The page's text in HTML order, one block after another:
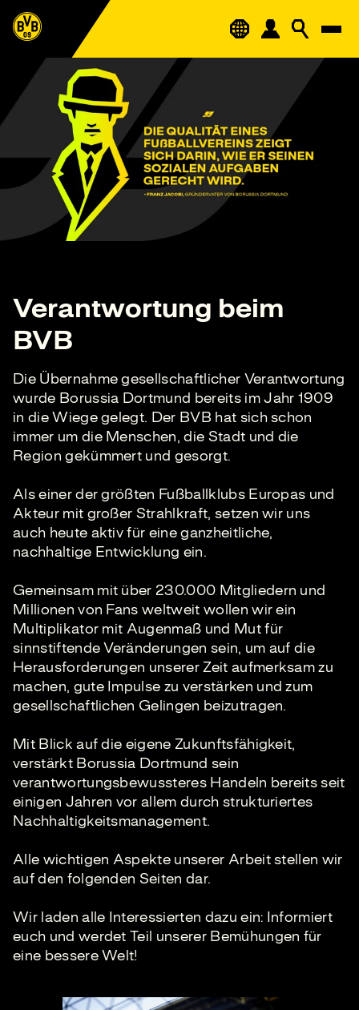
Verantwortung beim
BVB
Die Übernahme gesellschaftlicher Verantwortung
wurde Borussia Dortmund bereits im Jahr 1909
in die Wiege gelegt. Der BVB hat sich schon
immer um die Menschen, die Stadt und die
Region gekümmert und gesorgt.
Als einer der größten Fußballklubs Europas und
Akteur mit großer Strahlkraft, setzen wir uns
auch heute aktiv für eine ganzheitliche,
nachhaltige Entwicklung ein.
Gemeinsam mit über 230.000 Mitgliedern und
Millionen von Fans weltweit wollen wir ein
Multiplikator mit Augenmaß und Mut für
sinnstiftende Veränderungen sein, um auf die
Herausforderungen unserer Zeit aufmerksam zu
machen, gute Impulse zu verstärken und zum
gesellschaftlichen Gelingen beizutragen.
Mit Blick auf die eigene Zukunftsfähigkeit,
verstärkt Borussia Dortmund sein
verantwortungsbewussteres Handeln bereits seit
einigen Jahren vor allem durch strukturiertes
Nachhaltigkeitsmanagement.
Alle wichtigen Aspekte unserer Arbeit stellen wir
auf den folgenden Seiten dar.
Wir laden alle Interessierten dazu ein: Informiert
euch und werdet Teil unserer Bemühungen für
eine bessere Welt!